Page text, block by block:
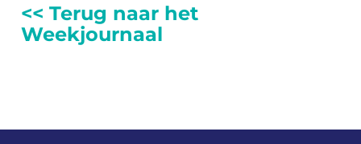
<< Terug naar het
Weekjournaal